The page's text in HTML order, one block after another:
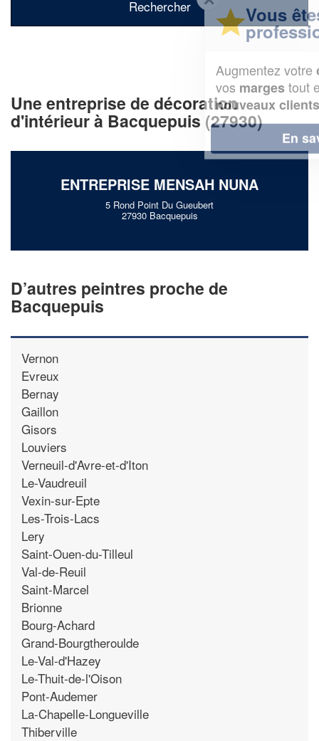
Une entreprise de décoration
d'intérieur à Bacquepuis (27930)
ENTREPRISE MENSAH NUNA
5 Rond Point Du Gueubert
27930 Bacquepuis
D’autres peintres proche de
Bacquepuis
Vernon
Evreux
Bernay
Gaillon
Gisors
Louviers
Verneuil-d'Avre-et-d'Iton
Le-Vaudreuil
Vexin-sur-Epte
Les-Trois-Lacs
Lery
Saint-Ouen-du-Tilleul
Val-de-Reuil
Saint-Marcel
Brionne
Bourg-Achard
Grand-Bourgtheroulde
Le-Val-d'Hazey
Le-Thuit-de-l'Oison
Pont-Audemer
La-Chapelle-Longueville
Thiberville
Vous êtes un
professionnel ?
chiffre d'affaireset
tout en gagnant de
nouveaux clients!